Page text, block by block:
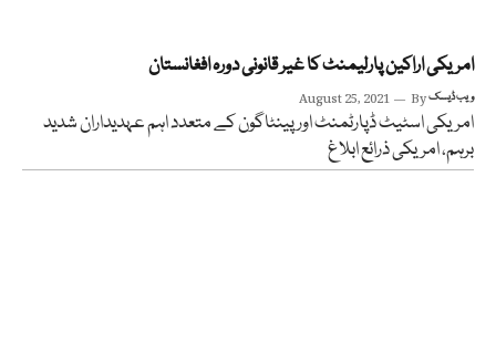
امریکی اراکین پارلیمنٹ کا غیر قانونی دورہ افغانستان
August 25, 2021 Byویب ڈیسک
امریکی اسٹیٹ ڈپارٹمنٹ اور پینٹاگون کے متعدد اہم عہدیداران شدید
برہم، امریکی ذرائع ابلاغ